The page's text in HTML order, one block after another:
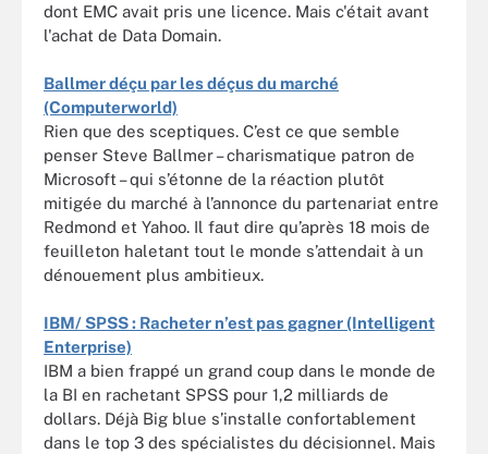
dont EMC avait pris une licence. Mais c'était avant
l'achat de Data Domain.
Ballmer déçu par les déçus du marché
(Computerworld)
Rien que des sceptiques. C’est ce que semble
penser Steve Ballmer – charismatique patron de
Microsoft – qui s’étonne de la réaction plutôt
mitigée du marché à l’annonce du partenariat entre
Redmond et Yahoo. Il faut dire qu’après 18 mois de
feuilleton haletant tout le monde s’attendait à un
dénouement plus ambitieux.
IBM/ SPSS : Racheter n’est pas gagner (Intelligent
Enterprise)
IBM a bien frappé un grand coup dans le monde de
la BI en rachetant SPSS pour 1,2 milliards de
dollars. Déjà Big blue s’installe confortablement
dans le top 3 des spécialistes du décisionnel. Mais